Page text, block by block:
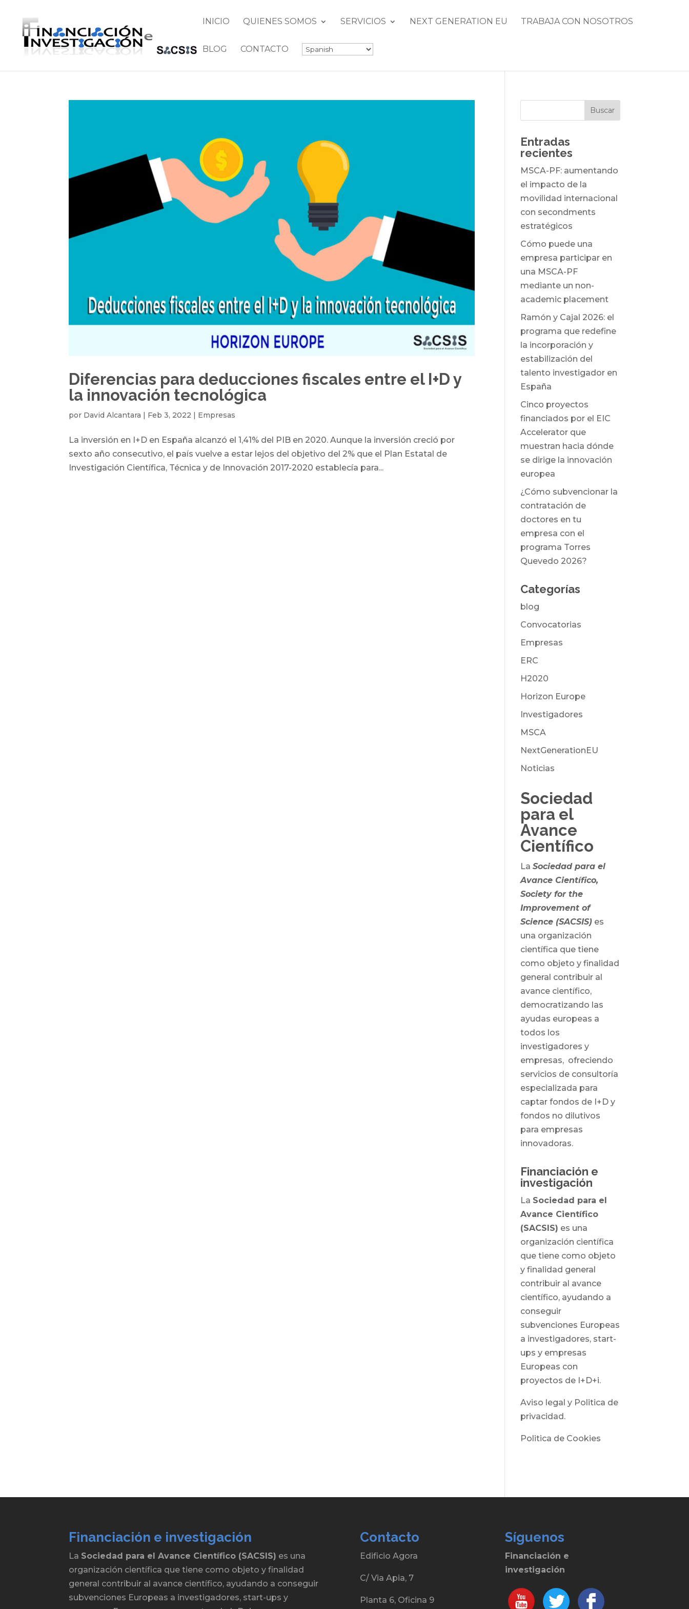
INICIO QUIENES SOMOS SERVICIOS NEXT GENERATION EU TRABAJA CON NOSOTROS
BLOG CONTACTO
Diferencias para deducciones fiscales entre el I+D y
la innovación tecnológica
por David Alcantara | Feb 3, 2022 | Empresas
La inversión en I+D en España alcanzó el 1,41% del PIB en 2020. Aunque la inversión creció por
sexto año consecutivo, el país vuelve a estar lejos del objetivo del 2% que el Plan Estatal de
Investigación Científica, Técnica y de Innovación 2017-2020 establecía para...
Entradas
recientes
MSCA-PF: aumentando
el impacto de la
movilidad internacional
con secondments
estratégicos
Cómo puede una
empresa participar en
una MSCA-PF
mediante un non-
academic placement
Ramón y Cajal 2026: el
programa que redefine
la incorporación y
estabilización del
talento investigador en
España
Cinco proyectos
financiados por el EIC
Accelerator que
muestran hacia dónde
se dirige la innovación
europea
¿Cómo subvencionar la
contratación de
doctores en tu
empresa con el
programa Torres
Quevedo 2026?
Categorías
blog
Convocatorias
Empresas
ERC
H2020
Horizon Europe
Investigadores
MSCA
NextGenerationEU
Noticias
Sociedad
para el
Avance
Científico
LaSociedad para el
Avance Científico,
Society for the
Improvement of
Science (SACSIS) es
una organización
científica que tiene
como objeto y finalidad
general contribuir al
avance científico,
democratizando las
ayudas europeas a
todos los
investigadores y
empresas, ofreciendo
servicios de consultoría
especializada para
captar fondos de I+D y
fondos no dilutivos
para empresas
innovadoras.
Financiación e
investigación
La Sociedad para el
Avance Científico
(SACSIS) es una
organización científica
que tiene como objeto
y finalidad general
contribuir al avance
científico, ayudando a
conseguir
subvenciones Europeas
a investigadores, start-
ups y empresas
Europeas con
proyectos de I+D+i.
Aviso legal y Politica de
privacidad.
Politica de Cookies
Financiación e investigación
La Sociedad para el Avance Científico (SACSIS) es una
organización científica que tiene como objeto y finalidad
general contribuir al avance científico, ayudando a conseguir
subvenciones Europeas a investigadores, start-ups y
Contacto
Edificio Agora
C/ Via Apia, 7
Planta 6, Oficina 9
Síguenos
Financiación e
investigación